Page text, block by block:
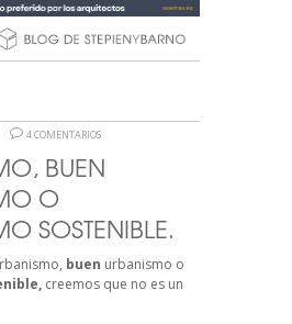
4 COMENTARIOS
BUEN
O
SOSTENIBLE.
buen urbanismo o
creemos que no es un